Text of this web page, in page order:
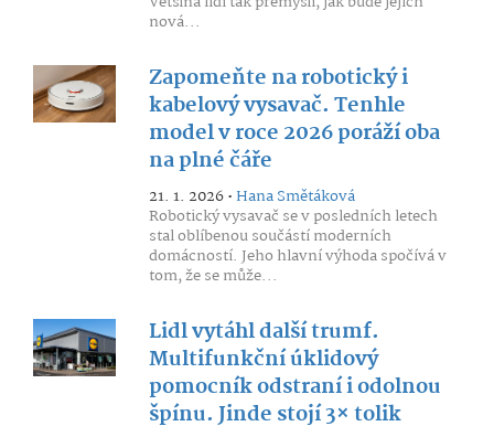
nová...
Zapomeňte na robotický i
kabelový vysavač. Tenhle
model v roce 2026 poráží oba
na plné čáře
21. 1. 2026 •Hana Smětáková
Robotický vysavač se v posledních letech
stal oblíbenou součástí moderních
domácností. Jeho hlavní výhoda spočívá v
tom, že se může...
Lidl vytáhl další trumf.
Multifunkční úklidový
pomocník odstraní i odolnou
špínu. Jinde stojí 3× tolik